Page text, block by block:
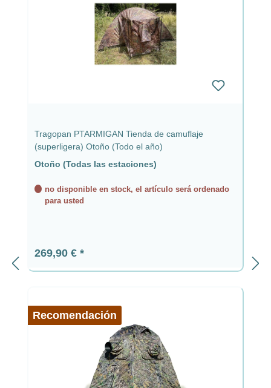
Tragopan PTARMIGAN Tienda de camuflaje
(superligera) Otoño (Todo el año)
Otoño (Todas las estaciones)
no disponible en stock, el artículo será ordenado
para usted
Precio normal:
269,90 €
Recomendación